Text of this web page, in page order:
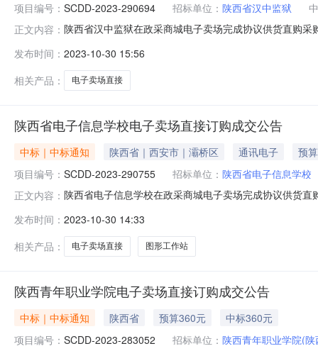
项目编号： SCDD-2023-290694 招标单位： 陕西省汉中监狱
正文内容： 陕西省汉中监狱在政采商城电子卖场完成协议供货直购
直购)二、采购结果成交供应商：西安龙源万鑫电子设备
发布时间： 2023-10-30 15:56
相关产品：
电子卖场直接
陕西省电子信息学校电子卖场直接订购成交公告
中标｜中标通知 陕西省｜西安市｜灞桥区 通讯电子
预
项目编号： SCDD-2023-290755 招标单位： 陕西省电子信息学校
正文内容： 陕西省电子信息学校在政采商城电子卖场完成协议供货
（超市直购)二、采购结果成交供应商：西安云格电子信
发布时间： 2023-10-30 14:33
相关产品：
电子卖场直接 图形工作站
陕西青年职业学院电子卖场直接订购成交公告
中标｜中标通知 陕西省 预算360元
中标360元
项目编号： SCDD-2023-283052 招标单位： 陕西青年职业学院(